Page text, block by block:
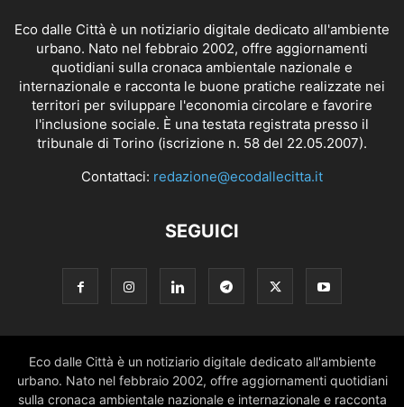
Eco dalle Città è un notiziario digitale dedicato all'ambiente
urbano. Nato nel febbraio 2002, offre aggiornamenti
quotidiani sulla cronaca ambientale nazionale e
internazionale e racconta le buone pratiche realizzate nei
territori per sviluppare l'economia circolare e favorire
l'inclusione sociale. È una testata registrata presso il
tribunale di Torino (iscrizione n. 58 del 22.05.2007).
Contattaci: redazione@ecodallecitta.it
SEGUICI
Eco dalle Città è un notiziario digitale dedicato all'ambiente
urbano. Nato nel febbraio 2002, offre aggiornamenti quotidiani
sulla cronaca ambientale nazionale e internazionale e racconta